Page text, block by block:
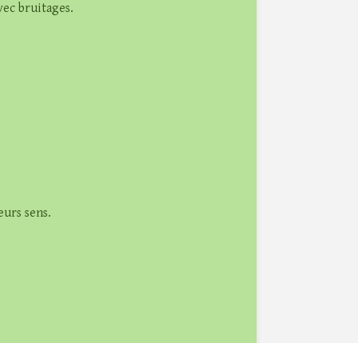
bruitages.
sens.